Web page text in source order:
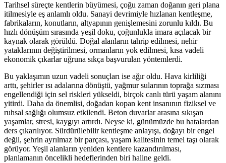
Tarihsel süreçte kentlerin büyümesi, çoğu zaman doğanın geri plana
itilmesiyle eş anlamlı oldu. Sanayi devrimiyle hızlanan kentleşme,
fabrikaların, konutların, altyapının genişlemesini zorunlu kıldı. Bu
hızlı dönüşüm sırasında yeşil doku, çoğunlukla imara açılacak bir
kaynak olarak görüldü. Doğal alanların tahrip edilmesi, nehir
yataklarının değiştirilmesi, ormanların yok edilmesi, kısa vadeli
ekonomik çıkarlar uğruna sıkça başvurulan yöntemlerdi.
Bu yaklaşımın uzun vadeli sonuçları ise ağır oldu. Hava kirliliği
arttı, şehirler ısı adalarına dönüştü, yağmur sularının toprağa sızması
engellendiği için sel riskleri yükseldi, birçok canlı türü yaşam alanını
yitirdi. Daha da önemlisi, doğadan kopan kent insanının fiziksel ve
ruhsal sağlığı olumsuz etkilendi. Beton duvarlar arasına sıkışan
yaşamlar, stresi, kaygıyı artırdı. Neyse ki, günümüzde bu hatalardan
ders çıkarılıyor. Sürdürülebilir kentleşme anlayışı, doğayı bir engel
değil, şehrin ayrılmaz bir parçası, yaşam kalitesinin temel taşı olarak
görüyor. Yeşil alanların yeniden kentlere kazandırılması,
planlamanın öncelikli hedeflerinden biri haline geldi.